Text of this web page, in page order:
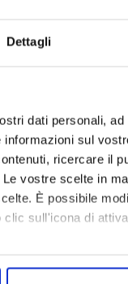
Dettagli
dati personali,
sul
ricercare il
vostre scelte in
È possibile
sull'icona di